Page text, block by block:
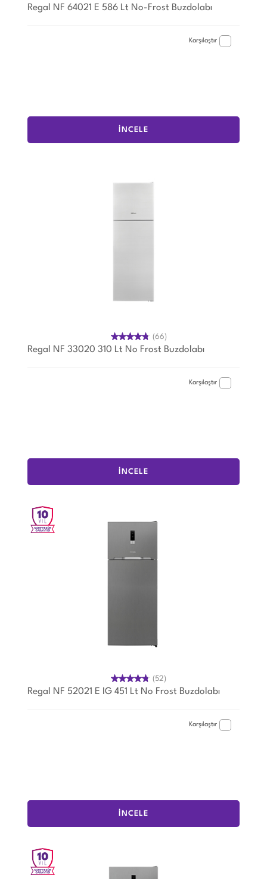
Regal NF 64021 E 586 Lt No-Frost Buzdolabı
Karşılaştır
İNCELE
(66)
Regal NF 33020 310 Lt No Frost Buzdolabı
Karşılaştır
İNCELE
(52)
Regal NF 52021 E IG 451 Lt No Frost Buzdolabı
Karşılaştır
İNCELE